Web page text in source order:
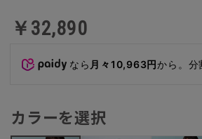
￥32,890
なら 月々10,963円から。分
カラーを選択